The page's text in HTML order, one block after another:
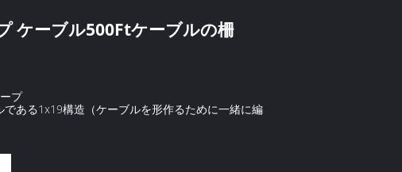
ケーブル500Ftケーブルの柵
プ
ある1x19構造（ケーブルを形作るために一緒に編